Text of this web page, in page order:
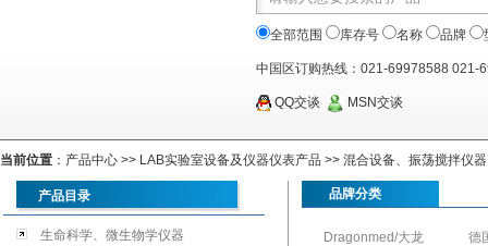
全部范围 库存号 名称 品牌
中国区订购热线：021-69978588 021-
QQ交谈 MSN交谈
当前位置 ： 产品中心 >> LAB实验室设备及仪器仪表产品 >> 混合设备、振荡搅拌仪器
产品目录
生命科学、微生物学仪器
品牌分类
Dragonmed/大龙 德